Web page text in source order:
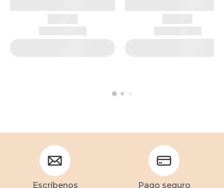
Escríbenos Pago seguro